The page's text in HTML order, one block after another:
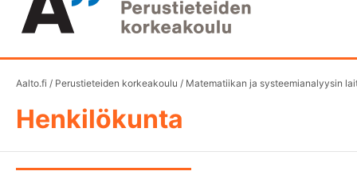
Aalto.fi / Perustieteiden korkeakoulu / Matematiikan ja systeemianalyysin
Henkilökunta